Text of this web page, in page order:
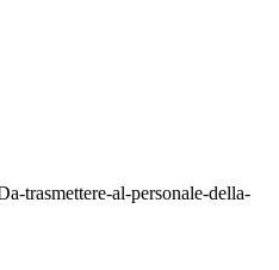
trasmettere-al-personale-della-